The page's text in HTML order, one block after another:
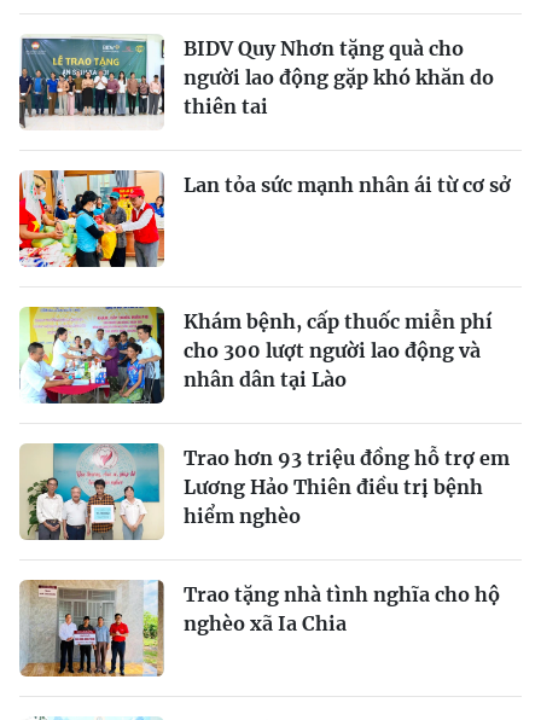
BIDV Quy Nhơn tặng quà cho
người lao động gặp khó khăn do
thiên tai
Lan tỏa sức mạnh nhân ái từ cơ sở
Khám bệnh, cấp thuốc miễn phí
cho 300 lượt người lao động và
nhân dân tại Lào
Trao hơn 93 triệu đồng hỗ trợ em
Lương Hảo Thiên điều trị bệnh
hiểm nghèo
Trao tặng nhà tình nghĩa cho hộ
nghèo xã Ia Chia